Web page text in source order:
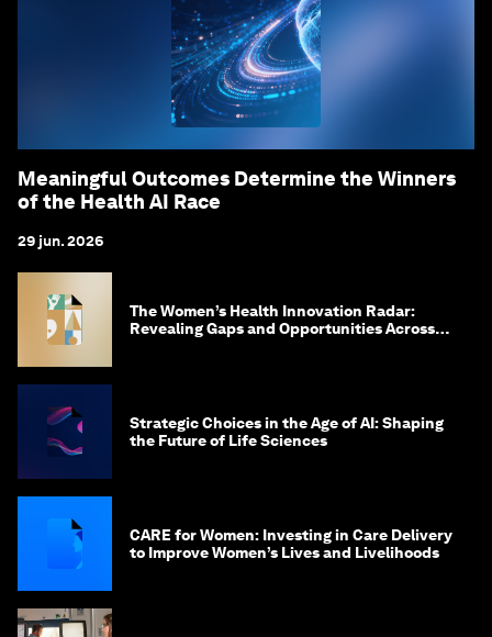
Meaningful Outcomes Determine the Winners
of the Health AI Race
29 jun. 2026
The Women’s Health Innovation Radar:
Revealing Gaps and Opportunities Across
Strategic Choices in the Age of AI: Shaping
the Future of Life Sciences
CARE for Women: Investing in Care Delivery
to Improve Women’s Lives and Livelihoods